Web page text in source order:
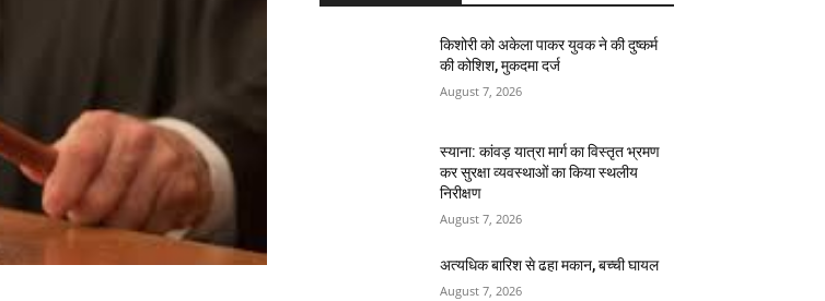
किशोरी को अकेला पाकर युवक ने की दुष्कर्म
की कोशिश, मुकदमा दर्ज
August 7, 2026
स्याना: कांवड़ यात्रा मार्ग का विस्तृत भ्रमण
कर सुरक्षा व्यवस्थाओं का किया स्थलीय
निरीक्षण
August 7, 2026
अत्यधिक बारिश से ढहा मकान, बच्ची घायल
August 7, 2026